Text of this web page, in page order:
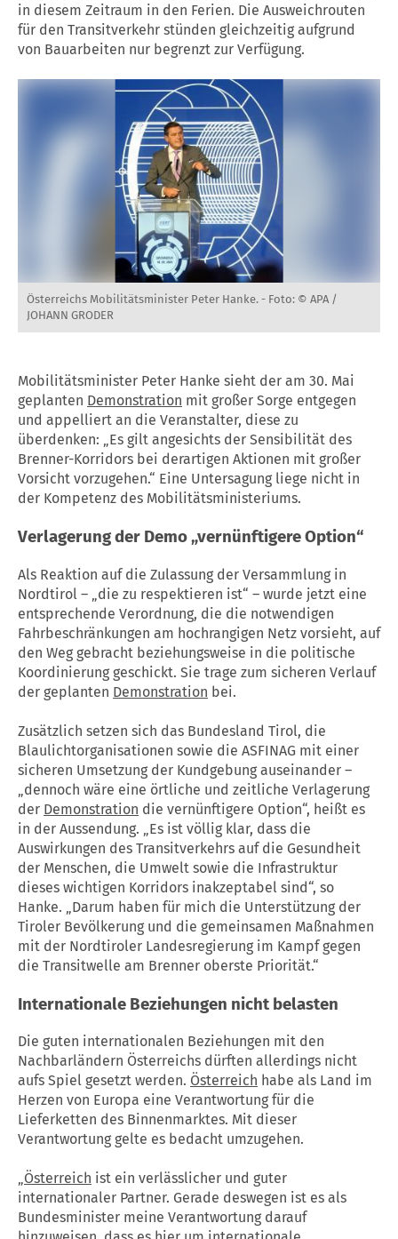
in diesem Zeitraum in den Ferien. Die Ausweichrouten
für den Transitverkehr stünden gleichzeitig aufgrund
von Bauarbeiten nur begrenzt zur Verfügung.
Österreichs Mobilitätsminister Peter Hanke. - Foto: © APA /
JOHANN GRODER
Mobilitätsminister Peter Hanke sieht der am 30. Mai
geplanten Demonstration mit großer Sorge entgegen
und appelliert an die Veranstalter, diese zu
überdenken: „Es gilt angesichts der Sensibilität des
Brenner-Korridors bei derartigen Aktionen mit großer
Vorsicht vorzugehen.“ Eine Untersagung liege nicht in
der Kompetenz des Mobilitätsministeriums.
Verlagerung der Demo „vernünftigere Option“
Als Reaktion auf die Zulassung der Versammlung in
Nordtirol – „die zu respektieren ist“ – wurde jetzt eine
entsprechende Verordnung, die die notwendigen
Fahrbeschränkungen am hochrangigen Netz vorsieht, auf
den Weg gebracht beziehungsweise in die politische
Koordinierung geschickt. Sie trage zum sicheren Verlauf
der geplanten Demonstration bei.
Zusätzlich setzen sich das Bundesland Tirol, die
Blaulichtorganisationen sowie die ASFINAG mit einer
sicheren Umsetzung der Kundgebung auseinander –
„dennoch wäre eine örtliche und zeitliche Verlagerung
der Demonstration die vernünftigere Option“, heißt es
in der Aussendung. „Es ist völlig klar, dass die
Auswirkungen des Transitverkehrs auf die Gesundheit
der Menschen, die Umwelt sowie die Infrastruktur
dieses wichtigen Korridors inakzeptabel sind“, so
Hanke. „Darum haben für mich die Unterstützung der
Tiroler Bevölkerung und die gemeinsamen Maßnahmen
mit der Nordtiroler Landesregierung im Kampf gegen
die Transitwelle am Brenner oberste Priorität.“
Internationale Beziehungen nicht belasten
Die guten internationalen Beziehungen mit den
Nachbarländern Österreichs dürften allerdings nicht
aufs Spiel gesetzt werden. Österreich habe als Land im
Herzen von Europa eine Verantwortung für die
Lieferketten des Binnenmarktes. Mit dieser
Verantwortung gelte es bedacht umzugehen.
„Österreich ist ein verlässlicher und guter
internationaler Partner. Gerade deswegen ist es als
Bundesminister meine Verantwortung darauf